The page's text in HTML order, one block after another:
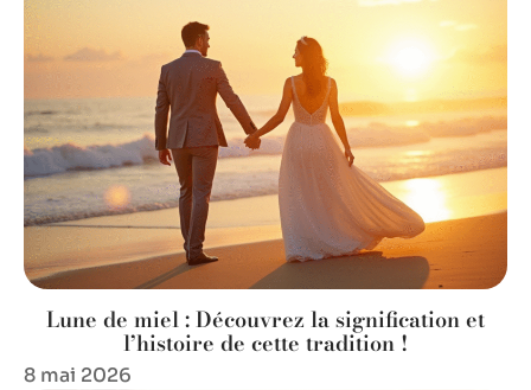
Lune de miel : Découvrez la signification et
l’histoire de cette tradition !
8 mai 2026